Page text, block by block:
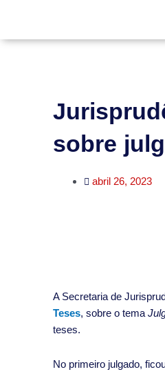
sobre
abril 26, 2023
A Secretaria de
Teses, sobre o tema
teses.
No primeiro julgado,